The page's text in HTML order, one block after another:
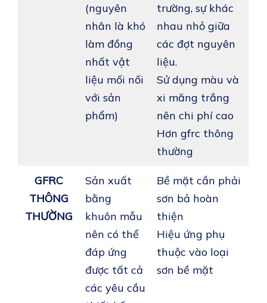
(nguyên
nhân là khó
làm đồng
nhất vật
liệu mối nối
với sản
phẩm)
trường, sự khác
nhau nhỏ giữa
các đợt nguyên
liệu.
Sử dụng màu và
xi măng trắng
nên chi phí cao
Hơn gfrc thông
thường
GFRC
THÔNG
THƯỜNG
Sản xuất
bằng
khuôn mẫu
nên có thể
đáp ứng
được tất cả
các yêu cầu
Bề mặt cần phải
sơn bả hoàn
thiện
Hiệu ứng phụ
thuộc vào loại
sơn bề mặt